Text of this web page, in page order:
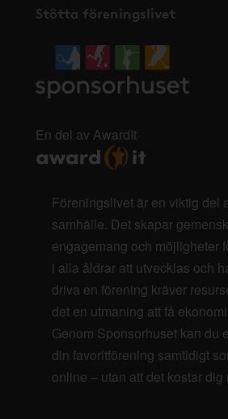
Stötta föreningslivet
En del av AwardIt
Föreningslivet är en viktig del
samhälle. Det skapar
engagemang och möjligheter
i alla åldrar att utvecklas och
driva en förening kräver
det en utmaning att få
Genom Sponsorhuset kan du
din favoritförening samtidigt
online – utan att det kostar dig